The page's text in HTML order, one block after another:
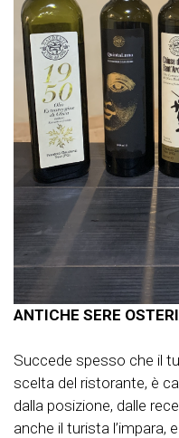
ANTICHE SERE
Succede spesso che il
scelta del ristorante, è
dalla posizione, dalle
anche il turista l’impara,